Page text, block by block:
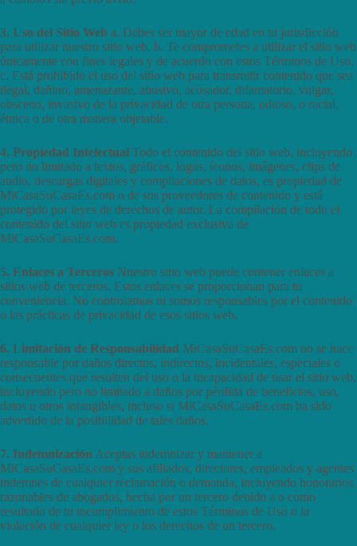
3. Uso del Sitio Web a. Debes ser mayor de edad en tu jurisdicción
para utilizar nuestro sitio web. b. Te comprometes a utilizar el sitio web
únicamente con fines legales y de acuerdo con estos Términos de Uso.
c. Está prohibido el uso del sitio web para transmitir contenido que sea
ilegal, dañino, amenazante, abusivo, acosador, difamatorio, vulgar,
obsceno, invasivo de la privacidad de otra persona, odioso, o racial,
étnica o de otra manera objetable.
4. Propiedad Intelectual Todo el contenido del sitio web, incluyendo
pero no limitado a textos, gráficos, logos, íconos, imágenes, clips de
audio, descargas digitales y compilaciones de datos, es propiedad de
MiCasaSuCasaEs.com o de sus proveedores de contenido y está
protegido por leyes de derechos de autor. La compilación de todo el
contenido del sitio web es propiedad exclusiva de
MiCasaSuCasaEs.com.
5. Enlaces a Terceros Nuestro sitio web puede contener enlaces a
sitios web de terceros. Estos enlaces se proporcionan para tu
conveniencia. No controlamos ni somos responsables por el contenido
o las prácticas de privacidad de esos sitios web.
6. Limitación de Responsabilidad MiCasaSuCasaEs.com no se hace
responsable por daños directos, indirectos, incidentales, especiales o
consecuentes que resulten del uso o la incapacidad de usar el sitio web,
incluyendo pero no limitado a daños por pérdida de beneficios, uso,
datos u otros intangibles, incluso si MiCasaSuCasaEs.com ha sido
advertido de la posibilidad de tales daños.
7. Indemnización Aceptas indemnizar y mantener a
MiCasaSuCasaEs.com y sus afiliados, directores, empleados y agentes
indemnes de cualquier reclamación o demanda, incluyendo honorarios
razonables de abogados, hecha por un tercero debido a o como
resultado de tu incumplimiento de estos Términos de Uso o la
violación de cualquier ley o los derechos de un tercero.